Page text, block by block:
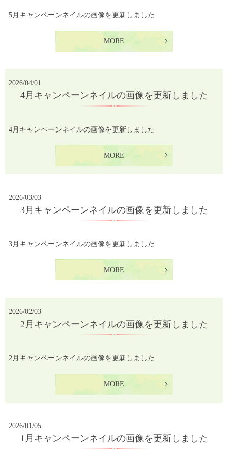
5月キャンペーンネイルの画像を更新しました
MORE
2026/04/01
4月キャンペーンネイルの画像を更新しました
4月キャンペーンネイルの画像を更新しました
MORE
2026/03/03
3月キャンペーンネイルの画像を更新しました
3月キャンペーンネイルの画像を更新しました
MORE
2026/02/03
2月キャンペーンネイルの画像を更新しました
2月キャンペーンネイルの画像を更新しました
MORE
2026/01/05
1月キャンペーンネイルの画像を更新しました